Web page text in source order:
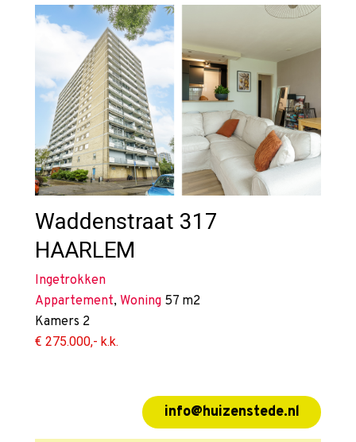
Waddenstraat 317
HAARLEM
Ingetrokken
Appartement, Woning 57 m2
Kamers 2
€ 275.000,- k.k.
info@huizenstede.nl